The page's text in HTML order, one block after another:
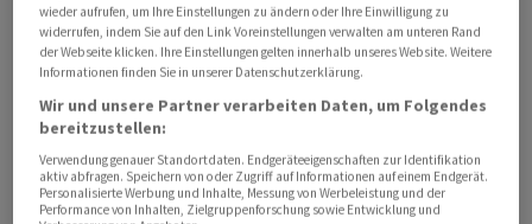
Die Vorsteherin des Eidgenössischen Justiz- und
Polizeidepartements (EJPD), die am Mittwoch und
Donnerstag noch zu einem Arbeitsbesuch nach Polen
und in die Slowakei gereist war, werde
"selbstverständlich die aktuellen Dossiers bearbeiten",
wie das EJPD auf Anfrage mitteile. Am 20. und 21. Juli
wird Baume-Schneider zudem am informellen Treffen
wieder aufrufen, um Ihre Einstellungen zu ändern oder Ihre Einwilligung zu
widerrufen, indem Sie auf den Link Voreinstellungen verwalten am unteren Rand
der Webseite klicken. Ihre Einstellungen gelten innerhalb unseres Website. Weitere
Informationen finden Sie in unserer Datenschutzerklärung.
Wir und unsere Partner verarbeiten Daten, um Folgendes
bereitzustellen:
Verwendung genauer Standortdaten. Endgeräteeigenschaften zur Identifikation
aktiv abfragen. Speichern von oder Zugriff auf Informationen auf einem Endgerät.
Personalisierte Werbung und Inhalte, Messung von Werbeleistung und der
Performance von Inhalten, Zielgruppenforschung sowie Entwicklung und